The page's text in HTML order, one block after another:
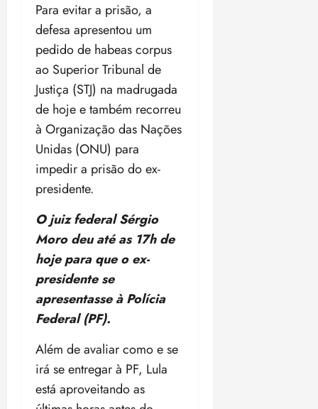
Para evitar a prisão, a
defesa apresentou um
pedido de habeas corpus
ao Superior Tribunal de
Justiça (STJ) na madrugada
de hoje e também recorreu
à Organização das Nações
Unidas (ONU) para
impedir a prisão do ex-
presidente.
O juiz federal Sérgio
Moro deu até as 17h de
hoje para que o ex-
presidente se
apresentasse à Polícia
Federal (PF).
Além de avaliar como e se
irá se entregar à PF, Lula
está aproveitando as